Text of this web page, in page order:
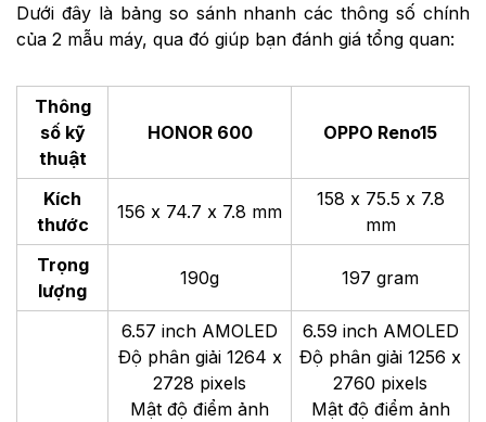
Dưới đây là bảng so sánh nhanh các thông số chính
của 2 mẫu máy, qua đó giúp bạn đánh giá tổng quan:
Thông
số kỹ
thuật
HONOR 600 OPPO Reno15
Kích
thước
156 x 74.7 x 7.8 mm
158 x 75.5 x 7.8
mm
Trọng
lượng
190g 197 gram
6.57 inch AMOLED
Độ phân giải 1264 x
2728 pixels
Mật độ điểm ảnh
6.59 inch AMOLED
Độ phân giải 1256 x
2760 pixels
Mật độ điểm ảnh